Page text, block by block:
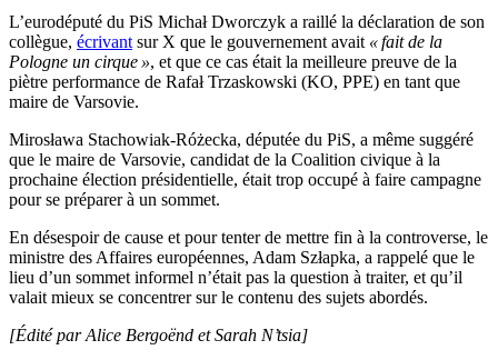
L’eurodéputé du PiS Michał Dworczyk a raillé la déclaration de son
collègue, écrivant sur X que le gouvernement avait « fait de la
Pologne un cirque », et que ce cas était la meilleure preuve de la
piètre performance de Rafał Trzaskowski (KO, PPE) en tant que
maire de Varsovie.
Mirosława Stachowiak-Różecka, députée du PiS, a même suggéré
que le maire de Varsovie, candidat de la Coalition civique à la
prochaine élection présidentielle, était trop occupé à faire campagne
pour se préparer à un sommet.
En désespoir de cause et pour tenter de mettre fin à la controverse, le
ministre des Affaires européennes, Adam Szłapka, a rappelé que le
lieu d’un sommet informel n’était pas la question à traiter, et qu’il
valait mieux se concentrer sur le contenu des sujets abordés.
[Édité par Alice Bergoënd et Sarah N’tsia]